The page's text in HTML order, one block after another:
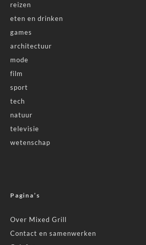
reizen
eten en drinken
games
architectuur
mode
film
sport
tech
natuur
televisie
wetenschap
Pagina’s
Over Mixed Grill
Contact en samenwerken